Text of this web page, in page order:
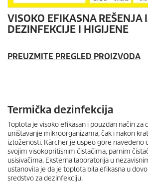
VISOKO EFIKASNA REŠENJA
DEZINFEKCIJE I HIGIJENE
PREUZMITE PREGLED PROIZVODA
Termička dezinfekcija
Toplota je visoko efikasan i pouzdan način za
uništavanje mikroorganizama, čak i nakon
izloženosti. Kärcher je uspeo gore navedeno
svojim visokopritisnim čistačima, parnim
usisivačima. Eksterna laboratorija u
ustanovila je da je toplota bila efikasna u
sredstvo za dezinfekciju.